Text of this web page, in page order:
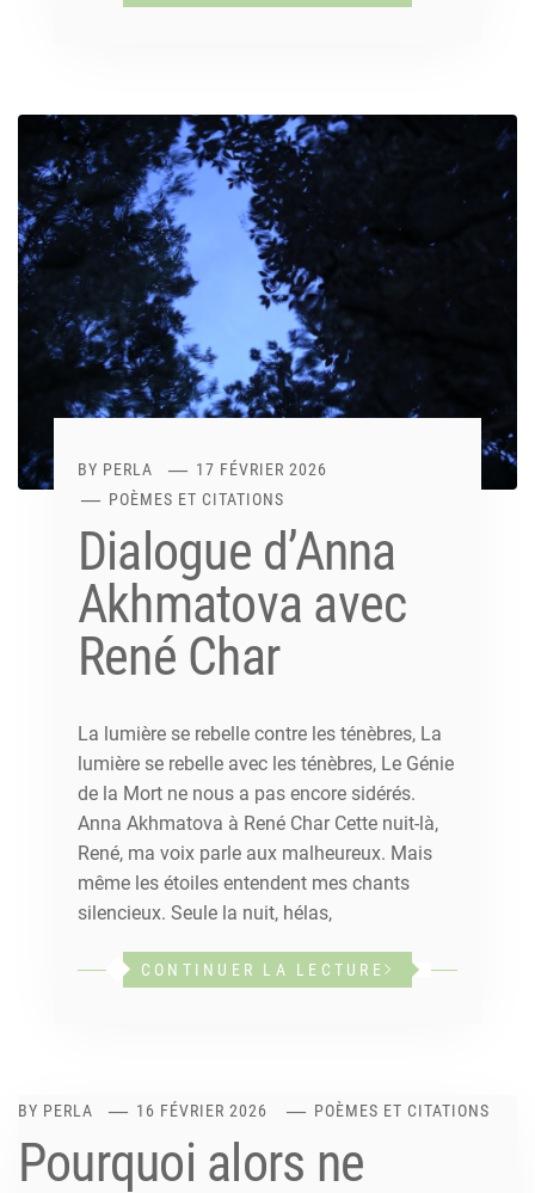
BY PERLA
17 FÉVRIER 2026
POÈMES ET CITATIONS
Dialogue d’Anna
Akhmatova avec
René Char
La lumière se rebelle contre les ténèbres, La
lumière se rebelle avec les ténèbres, Le Génie
de la Mort ne nous a pas encore sidérés.
Anna Akhmatova à René Char Cette nuit-là,
René, ma voix parle aux malheureux. Mais
même les étoiles entendent mes chants
silencieux. Seule la nuit, hélas,
CONTINUER LA LECTURE
BY PERLA 16 FÉVRIER 2026 POÈMES ET CITATIONS
Pourquoi alors ne